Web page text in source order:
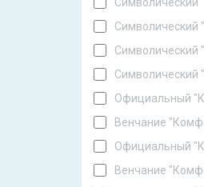
Символический
Символический
Символический
Официальный
Венчание
Официальный
Венчание